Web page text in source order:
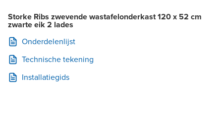
Storke Ribs zwevende wastafelonderkast 120 x 52 cm
zwarte eik 2 lades
Onderdelenlijst
Technische tekening
Installatiegids